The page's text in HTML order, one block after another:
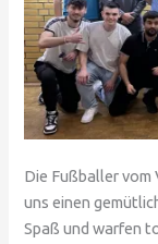
Die Fußballer
uns einen
Spaß und warfen